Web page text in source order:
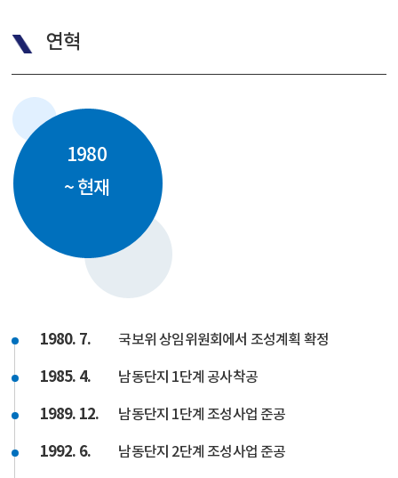
연혁
1980
~ 현재
1980. 7. 국보위 상임위원회에서 조성계획 확정
1985. 4. 남동단지 1단계 공사착공
1989. 12. 남동단지 1단계 조성사업 준공
1992. 6. 남동단지 2단계 조성사업 준공